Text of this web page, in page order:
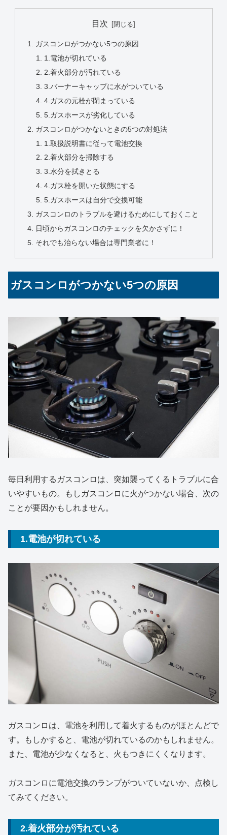
目次
ガスコンロがつかない5つの原因
1.電池が切れている
2.着火部分が汚れている
3.バーナーキャップに水がついている
4.ガスの元栓が閉まっている
5.ガスホースが劣化している
ガスコンロがつかないときの5つの対処法
1.取扱説明書に従って電池交換
2.着火部分を掃除する
3.水分を拭きとる
4.ガス栓を開いた状態にする
5.ガスホースは自分で交換可能
ガスコンロのトラブルを避けるためにしておくこと
日頃からガスコンロのチェックを欠かさずに！
それでも治らない場合は専門業者に！
ガスコンロがつかない5つの原因
毎日利用するガスコンロは、突如襲ってくるトラブルに合
いやすいもの。もしガスコンロに火がつかない場合、次の
ことが要因かもしれません。
1.電池が切れている
ガスコンロは、電池を利用して着火するものがほとんどで
す。もしかすると、電池が切れているのかもしれません。
また、電池が少なくなると、火もつきにくくなります。
ガスコンロに電池交換のランプがついていないか、点検し
てみてください。
2.着火部分が汚れている